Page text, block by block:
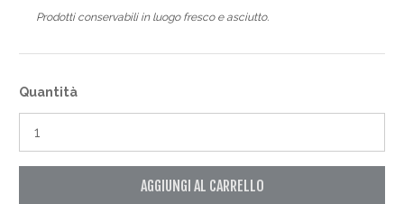
Prodotti conservabili in luogo fresco e asciutto.
Quantità
AGGIUNGI AL CARRELLO